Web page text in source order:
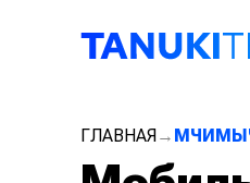
Связаться
ГЛАВНАЯ→